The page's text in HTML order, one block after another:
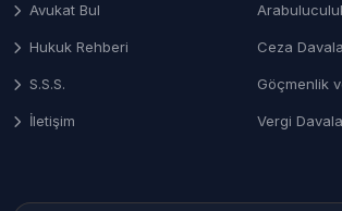
4. Biga ve Çan Sanayi/İş Hukuku
Ağır sanayi tesislerinin bulunduğu
haklarının savunulması, iş kazası
Çanakkale İlçelerinde
Avukat Bul
Hukuk Rehberi
S.S.S.
İletişim
Ceza
Göçmenlik
Vergi